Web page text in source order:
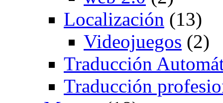
Localización (13)
Videojuegos (2)
Traducción
Traducción